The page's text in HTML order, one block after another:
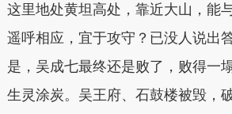
这里地处黄坦高处，靠近大山，能
遥呼相应，宜于攻守？已没人说出
是，吴成七最终还是败了，败得一
生灵涂炭。 吴王府、石鼓楼被毁，